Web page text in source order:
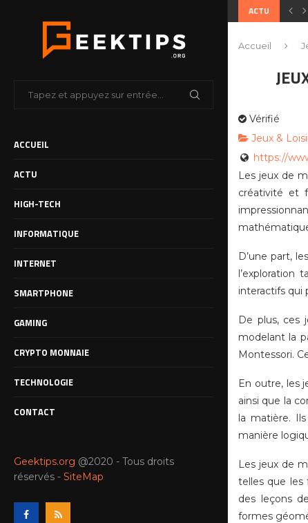
ACCUEIL
ACTU
HIGH-TECH
INFORMATIQUE
INTERNET
SMARTPHONE
GAMING
CRYPTO MONNAIE
TECHNOLOGIE
CONTACT
Geektips.org @2020 - Tous droits
réservés - SiteMap
ACTU
Accueil
Vérifié
Jeux &
https://
Les jeux de
créativité et
D’une part,
l’exploration
interactifs qui
De plus, ces
modelant la
Montessori.
En outre, les
ainsi que la
la matière.
manière
Les jeux de
telles que les
des leçons
formes